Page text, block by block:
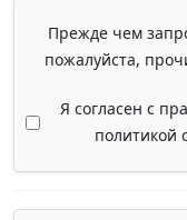
Прежде чем
пожалуйста,
Я согласен с
политикой